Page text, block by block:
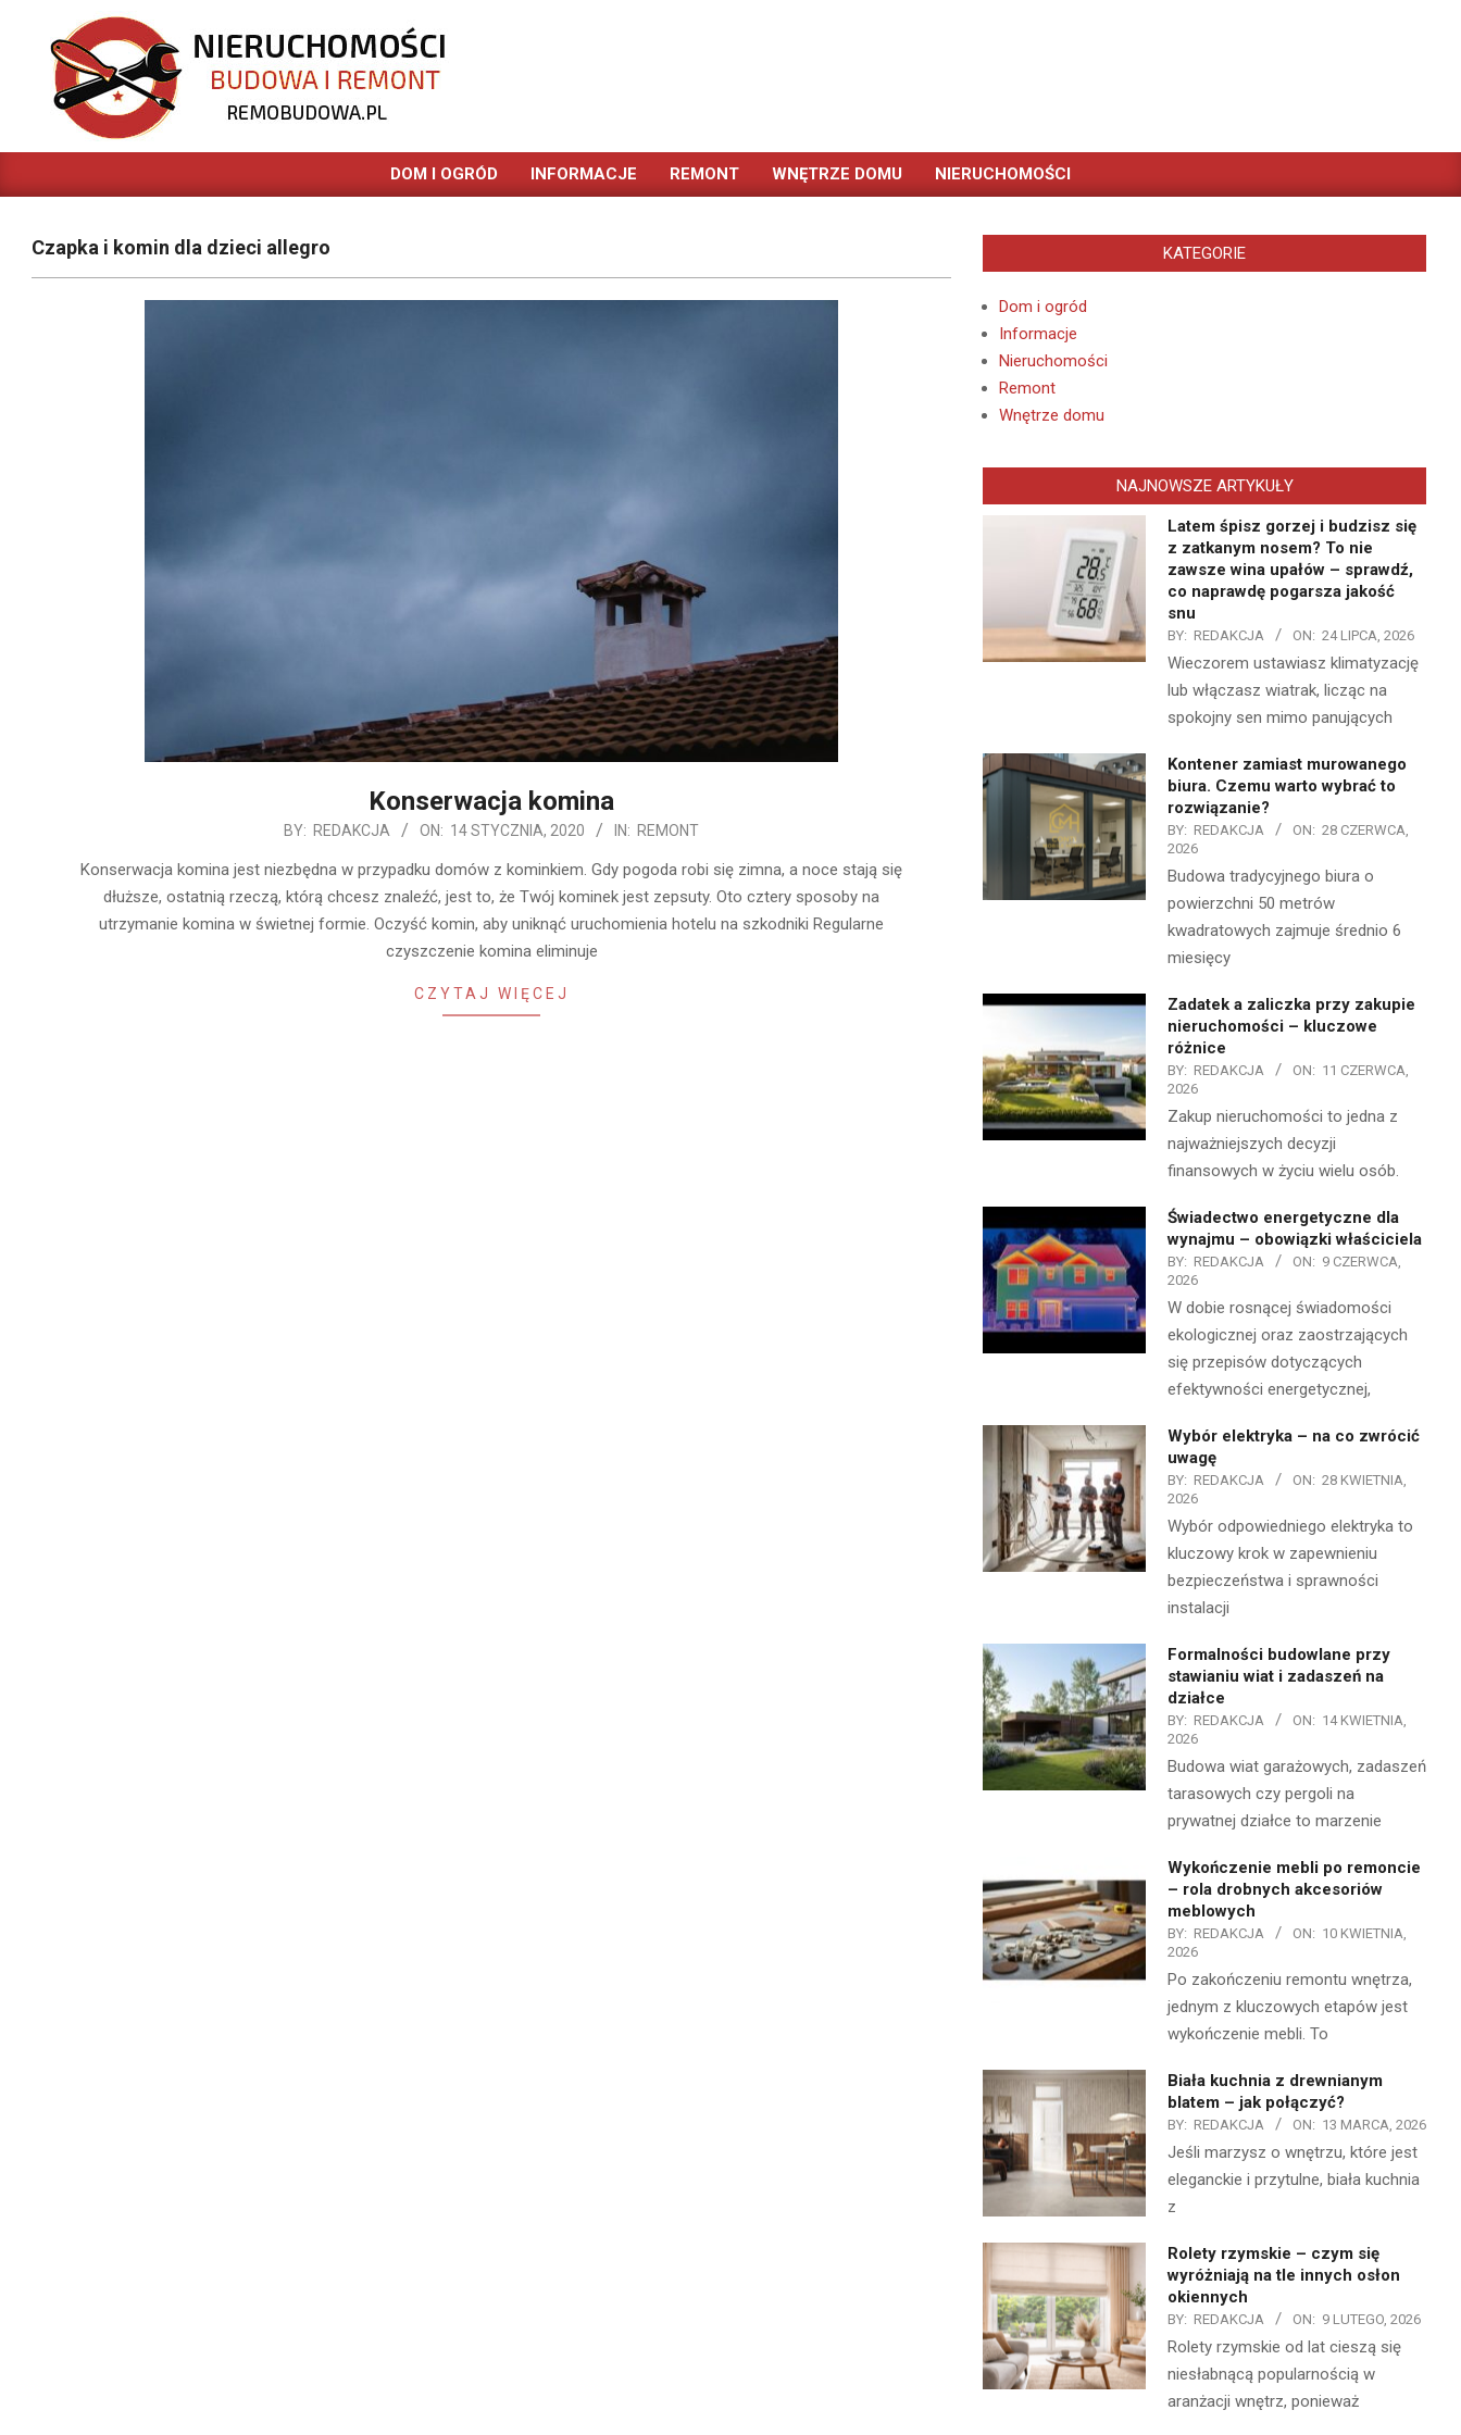
content
REMOBUDOWA.PL
Primary
DOM I OGRÓD INFORMACJE REMONT WNĘTRZE DOMU NIERUCHOMOŚCI
Czapka i komin dla dzieci allegro
Konserwacja komina
BY: REDAKCJA ON: 14 STYCZNIA, 2020 IN: REMONT
Konserwacja komina jest niezbędna w przypadku domów z kominkiem. Gdy pogoda robi się zimna, a noce stają się
dłuższe, ostatnią rzeczą, którą chcesz znaleźć, jest to, że Twój kominek jest zepsuty. Oto cztery sposoby na
utrzymanie komina w świetnej formie. Oczyść komin, aby uniknąć uruchomienia hotelu na szkodniki Regularne
czyszczenie komina eliminuje
CZYTAJ WIĘCEJ
KATEGORIE
Dom i ogród
Informacje
Nieruchomości
Remont
Wnętrze domu
NAJNOWSZE ARTYKUŁY
Latem śpisz gorzej i budzisz się
z zatkanym nosem? To nie
zawsze wina upałów – sprawdź,
co naprawdę pogarsza jakość
snu
BY: REDAKCJA ON: 24 LIPCA, 2026
Wieczorem ustawiasz klimatyzację
lub włączasz wiatrak, licząc na
spokojny sen mimo panujących
Kontener zamiast murowanego
biura. Czemu warto wybrać to
rozwiązanie?
BY: REDAKCJA ON: 28 CZERWCA,
2026
Budowa tradycyjnego biura o
powierzchni 50 metrów
kwadratowych zajmuje średnio 6
miesięcy
Zadatek a zaliczka przy zakupie
nieruchomości – kluczowe
różnice
BY: REDAKCJA ON: 11 CZERWCA,
2026
Zakup nieruchomości to jedna z
najważniejszych decyzji
finansowych w życiu wielu osób.
Świadectwo energetyczne dla
wynajmu – obowiązki właściciela
BY: REDAKCJA ON: 9 CZERWCA,
2026
W dobie rosnącej świadomości
ekologicznej oraz zaostrzających
się przepisów dotyczących
efektywności energetycznej,
Wybór elektryka – na co zwrócić
uwagę
BY: REDAKCJA ON: 28 KWIETNIA,
2026
Wybór odpowiedniego elektryka to
kluczowy krok w zapewnieniu
bezpieczeństwa i sprawności
instalacji
Formalności budowlane przy
stawianiu wiat i zadaszeń na
działce
BY: REDAKCJA ON: 14 KWIETNIA,
2026
Budowa wiat garażowych, zadaszeń
tarasowych czy pergoli na
prywatnej działce to marzenie
Wykończenie mebli po remoncie
– rola drobnych akcesoriów
meblowych
BY: REDAKCJA ON: 10 KWIETNIA,
2026
Po zakończeniu remontu wnętrza,
jednym z kluczowych etapów jest
wykończenie mebli. To
Biała kuchnia z drewnianym
blatem – jak połączyć?
BY: REDAKCJA ON: 13 MARCA, 2026
Jeśli marzysz o wnętrzu, które jest
eleganckie i przytulne, biała kuchnia
z
Rolety rzymskie – czym się
wyróżniają na tle innych osłon
okiennych
BY: REDAKCJA ON: 9 LUTEGO, 2026
Rolety rzymskie od lat cieszą się
niesłabnącą popularnością w
aranżacji wnętrz, ponieważ